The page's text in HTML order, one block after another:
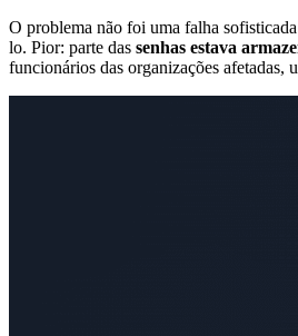
O problema não foi uma falha
lo. Pior: parte das senhas estava
funcionários das organizações afetadas,